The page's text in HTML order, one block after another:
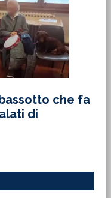
che fa
di